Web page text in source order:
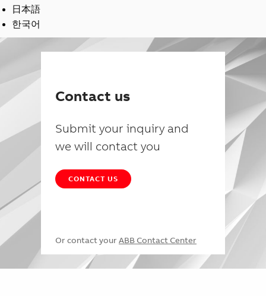
日本語
한국어
Contact us
Submit your inquiry and
we will contact you
CONTACT US
Or contact your ABB Contact Center